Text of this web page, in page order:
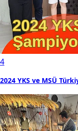
4
2024 YKS ve MSÜ